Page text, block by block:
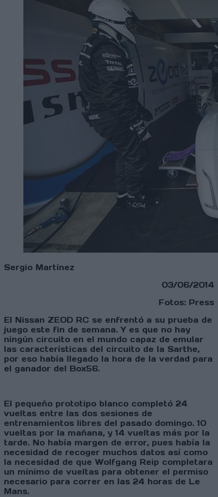
Sergio Martínez
03/06/2014
Fotos: Press
El Nissan ZEOD RC se enfrentó a su prueba de
juego este fin de semana. Y es que no hay
ningún circuito en el mundo capaz de emular
las características del circuito de la Sarthe,
por eso había llegado la hora de la verdad para
el ganador del Box56.
El pequeño prototipo blanco completó 24
vueltas entre las dos sesiones de
entrenamientos libres del pasado domingo. 10
vueltas por la mañana, y 14 vueltas más por la
tarde. No había margen de error, pues había la
necesidad de recoger muchos datos así como
la necesidad de que Wolfgang Reip completara
un mínimo de vueltas para obtener el permiso
necesario para correr en las 24 horas de Le
Mans.